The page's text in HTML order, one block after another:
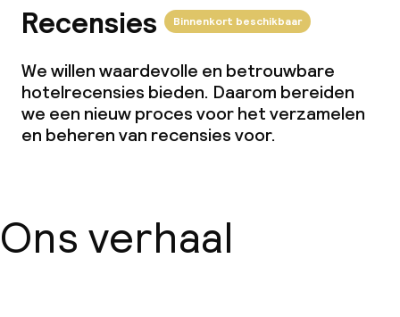
Recensies Binnenkort beschikbaar
We willen waardevolle en betrouwbare
hotelrecensies bieden. Daarom bereiden
we een nieuw proces voor het verzamelen
en beheren van recensies voor.
Ons verhaal